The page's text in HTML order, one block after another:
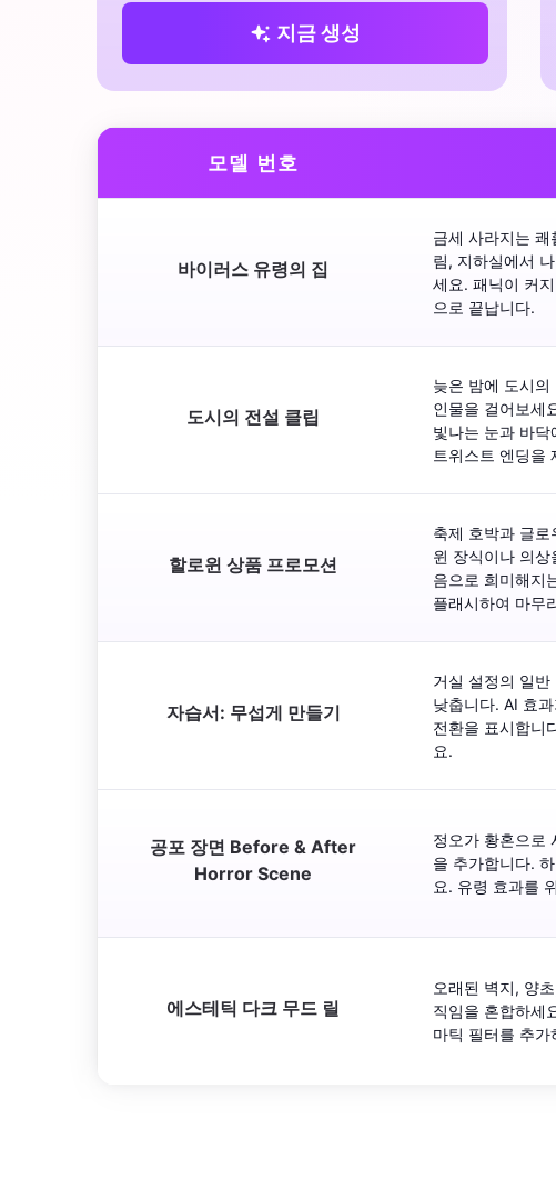
지금 생성
모델 번호
바이러스 유령의 집
금세 사라지는
림, 지하실에서
세요. 패닉이 커
으로 끝납니다.
도시의 전설 클립
늦은 밤에 도시
인물을 걸어보세
빛나는 눈과 바
트위스트 엔딩을
할로윈 상품 프로모션
축제 호박과 글
윈 장식이나 의
음으로 희미해지
플래시하여 마무
자습서: 무섭게 만들기
거실 설정의 일
낮춥니다. AI 효
전환을 표시합니
요.
공포 장면 Before & After
Horror Scene
정오가 황혼으로
을 추가합니다.
요. 유령 효과를
에스테틱 다크 무드 릴
오래된 벽지, 양
직임을 혼합하세
마틱 필터를 추